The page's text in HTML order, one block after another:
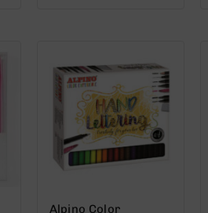
Alpino Color